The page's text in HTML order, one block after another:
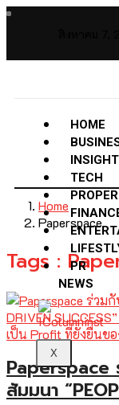
HOME
INSIGHT
TECH
PR
NEWS
X
Home
Paperspace
Tags :
Paperspace
สัมมนา